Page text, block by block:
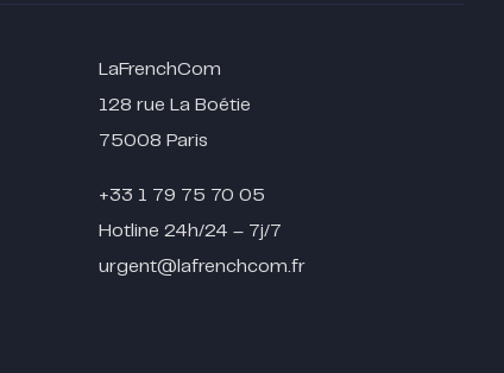
LaFrenchCom
128 rue La Boétie
75008 Paris
+33 1 79 75 70 05
Hotline 24h/24 – 7j/7
urgent@lafrenchcom.fr